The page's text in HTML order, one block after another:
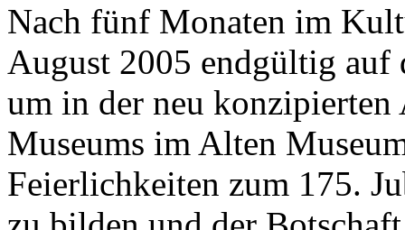
Nach fünf Monaten im
August 2005 endgültig auf
um in der neu
Museums im Alten
Feierlichkeiten zum 175.